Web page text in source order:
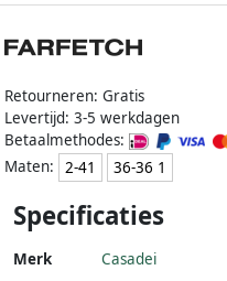
Retourneren: Gratis
Levertijd: 3-5 werkdagen
Betaalmethodes:
Maten:
2-41 36-36 1
Specificaties
Merk Casadei